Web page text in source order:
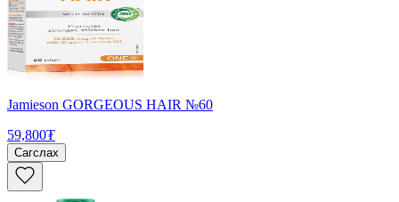
Jamieson GORGEOUS HAIR №60
59,800₮
Сагслах